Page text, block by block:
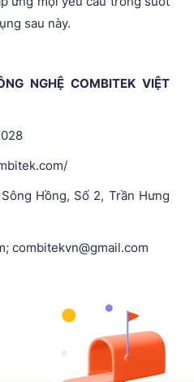
sau này.
NGHỆ COMBITEK VIỆT
Hồng, Số 2, Trần Hưng
combitekvn@gmail.com